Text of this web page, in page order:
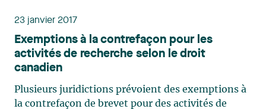
23 janvier 2017
Exemptions à la contrefaçon pour les
activités de recherche selon le droit
canadien
Plusieurs juridictions prévoient des exemptions à
la contrefaçon de brevet pour des activités de